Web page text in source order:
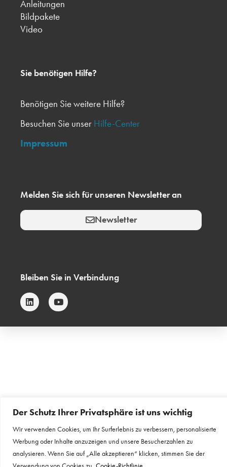
Der Schutz Ihrer Privatsphäre ist uns wichtig
Wir verwenden Cookies, um Ihr Surferlebnis zu verbessern, personalisierte
Werbung oder Inhalte anzuzeigen und unsere Besucherzahlen zu
analysieren. Wenn Sie auf „Alle akzeptieren“ klicken, stimmen Sie der
Anleitungen
Bildpakete
Video
Sie benötigen Hilfe?
Benötigen Sie weitere Hilfe?
Besuchen Sie unser Hilfe-Center
Impressum
Melden Sie sich für unseren Newsletter an
Newsletter
Bleiben Sie in Verbindung